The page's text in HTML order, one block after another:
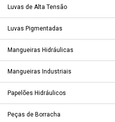
Luvas de Alta Tensão
Luvas Pigmentadas
Mangueiras Hidráulicas
Mangueiras Industriais
Papelões Hidráulicos
Peças de Borracha